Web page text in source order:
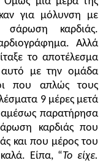
για μόλυνση με
καρδιάς.
Αλλά
το αποτέλεσμα
αυτό με την ομάδα
που απλώς τους
9 μέρες μετά
αμέσως παρατήρησα
καρδιάς που
και που μέρος του
Είπα, “Το είχε.